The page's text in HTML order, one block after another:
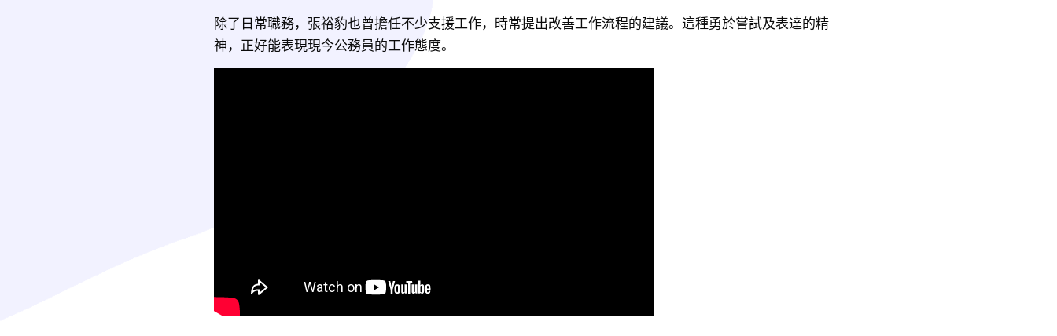
除了日常職務，張裕豹也曾擔任不少支援工作，時常提出改善工作流程的建議。這種勇於嘗試及表達的精
神，正好能表現現今公務員的工作態度。